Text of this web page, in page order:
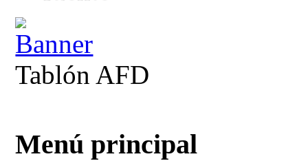
Tablón AFD
Menú principal